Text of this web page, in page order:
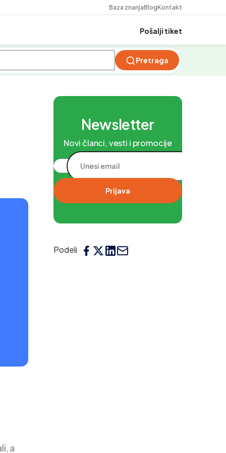
Baza znanjaBlogKontakt
Pošalji tiket
Pretraga
a
Newsletter
Novi članci, vesti i promocije
Prijava
Podeli